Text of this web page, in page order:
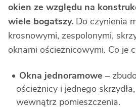
okien ze względu na
wiele bogatszy. Do czynienia
krosnowymi, zespolonymi,
oknami ościeżnicowymi. Co je
Okna jednoramowe –
ościeżnicy i jednego
wewnątrz pomieszczenia.